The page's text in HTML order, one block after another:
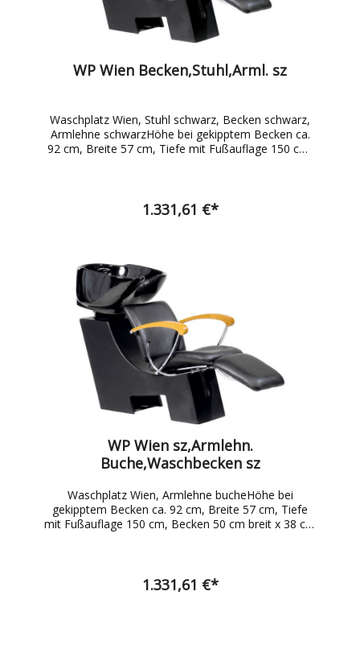
WP Wien Becken,Stuhl,Arml. sz
Waschplatz Wien, Stuhl schwarz, Becken schwarz,
Armlehne schwarzHöhe bei gekipptem Becken ca.
92 cm, Breite 57 cm, Tiefe mit Fußauflage 150 cm,
1.331,61 €*
WP Wien sz,Armlehn.
Buche,Waschbecken sz
Waschplatz Wien, Armlehne bucheHöhe bei
gekipptem Becken ca. 92 cm, Breite 57 cm, Tiefe
mit Fußauflage 150 cm, Becken 50 cm breit x 38 cm
1.331,61 €*